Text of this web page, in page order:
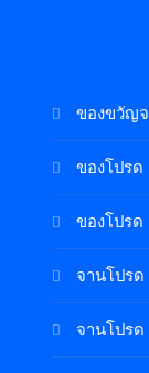
ของขวัญจ
ของโปรด
ของโปรด
จานโปรด
จานโปรด